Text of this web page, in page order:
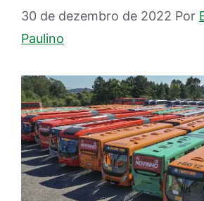
30 de dezembro de 2022 Por
Paulino